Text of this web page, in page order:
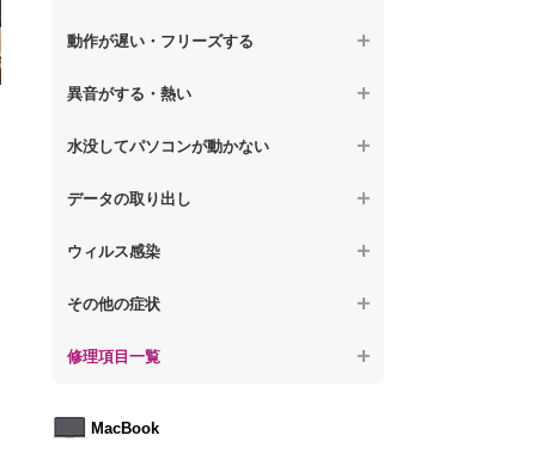
【ノートパソコン】電源を押しても反応が
【ノートパソコン】電源を押しても何も表
が固まる
り返す
【ノートパソコン】修復モードから復旧で
【ノートパソコン】その他の起動しない問
動作が遅い・フリーズする
【ノートパソコン】操作中の動作が重い
題
異音がする・熱い
【ノートパソコン】パソコンから異音がす
【ノートパソコン】パソコン本体が熱い
【ノートパソコン】異音や熱に関するその
水没してパソコンが動かない
【ノートパソコン】水没してパソコンが動
データの取り出し
【ノートパソコン】起動しないPCのデータ
【ノートパソコン】ログインできないPCの
【ノートパソコン】データ取り出しのその
ウィルス感染
【ノートパソコン】特定のプログラムを削
【ノートパソコン】ウィルスにより正常動
【ノートパソコン】セキュリティ対策をし
その他の症状
【ノートパソコン】事例紹介
修理項目一覧
MacBook